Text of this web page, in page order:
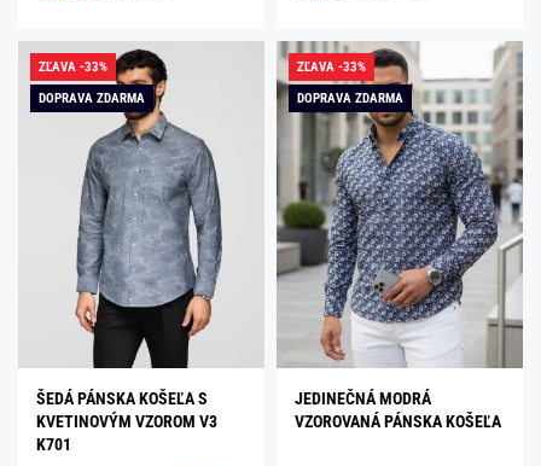
ZĽAVA -33%
DOPRAVA ZDARMA
ŠEDÁ PÁNSKA KOŠEĽA S
KVETINOVÝM VZOROM V3
K701
ZĽAVA -33%
DOPRAVA ZDARMA
JEDINEČNÁ MODRÁ
VZOROVANÁ PÁNSKA KOŠEĽA